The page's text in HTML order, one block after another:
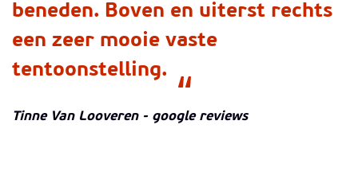
beneden. Boven en uiterst rechts
een zeer mooie vaste
tentoonstelling.
Tinne Van Looveren - google reviews